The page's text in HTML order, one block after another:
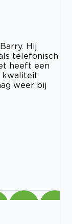
Hij
telefonisch
heeft een
kwaliteit
weer bij